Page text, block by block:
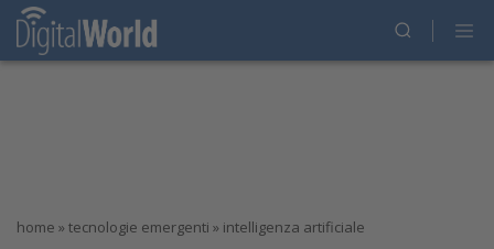
home » tecnologie emergenti » intelligenza artificiale